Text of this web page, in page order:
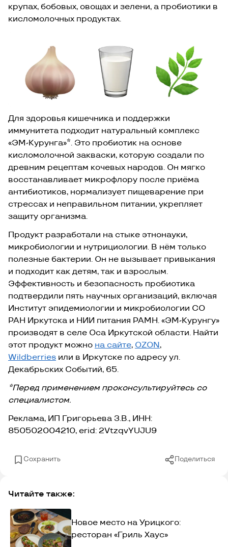
крупах, бобовых, овощах и зелени, а пробиотики в
кисломолочных продуктах.
Для здоровья кишечника и поддержки
иммунитета подходит натуральный комплекс
«ЭМ-Курунга»*. Это пробиотик на основе
кисломолочной закваски, которую создали по
древним рецептам кочевых народов. Он мягко
восстанавливает микрофлору после приёма
антибиотиков, нормализует пищеварение при
стрессах и неправильном питании, укрепляет
защиту организма.
Продукт разработали на стыке этнонауки,
микробиологии и нутрициологии. В нём только
полезные бактерии. Он не вызывает привыкания
и подходит как детям, так и взрослым.
Эффективность и безопасность пробиотика
подтвердили пять научных организаций, включая
Институт эпидемиологии и микробиологии СО
РАН Иркутска и НИИ питания РАМН. «ЭМ-Курунгу»
производят в селе Оса Иркутской области. Найти
этот продукт можно на сайте, OZON,
Wildberries или в Иркутске по адресу ул.
Декабрьских Событий, 65.
*Перед применением проконсультируйтесь со
специалистом.
Реклама, ИП Григорьева З.В., ИНН:
850502004210, erid: 2VtzqvYUJU9
Сохранить Поделиться
Читайте также:
Новое место на Урицкого:
ресторан «Гриль Хаус»